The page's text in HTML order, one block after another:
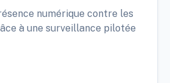
numérique contre les
à une surveillance pilotée